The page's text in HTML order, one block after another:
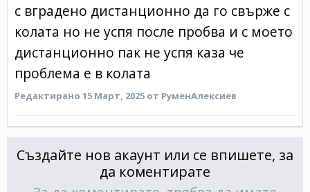
с вградено дистанционно да го свърже с
колата но не успя после пробва и с моето
дистанционно пак не успя каза че
проблема е в колата
Редактирано 15 Март, 2025 от РуменАлексиев
Създайте нов акаунт или се впишете, за
да коментирате